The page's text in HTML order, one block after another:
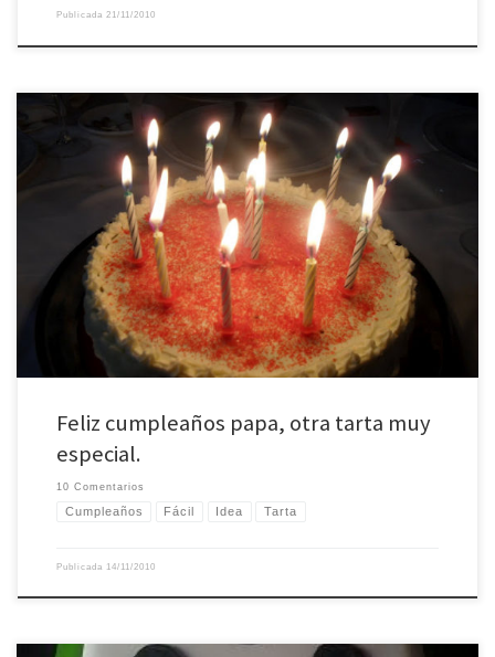
Publicada 21/11/2010
Llevo un par de semanas muy familiares, y eso se nota en el blog. Si hace un
par de semanas era la tarta fondant que mi madre le hizo a mi abuelo: Tarta
dominó, hoy es la tarta que le hice ayer a mi padre con la ayuda de mi […]
Feliz cumpleaños papa, otra tarta muy
especial.
10 Comentarios
Cumpleaños Fácil Idea Tarta
Publicada 14/11/2010